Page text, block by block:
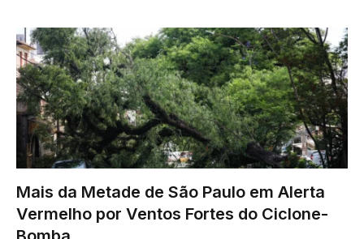
mais robustas de formação esportiva em Santa Catarina,…
Mais da Metade de São Paulo em Alerta
Vermelho por Ventos Fortes do Ciclone-